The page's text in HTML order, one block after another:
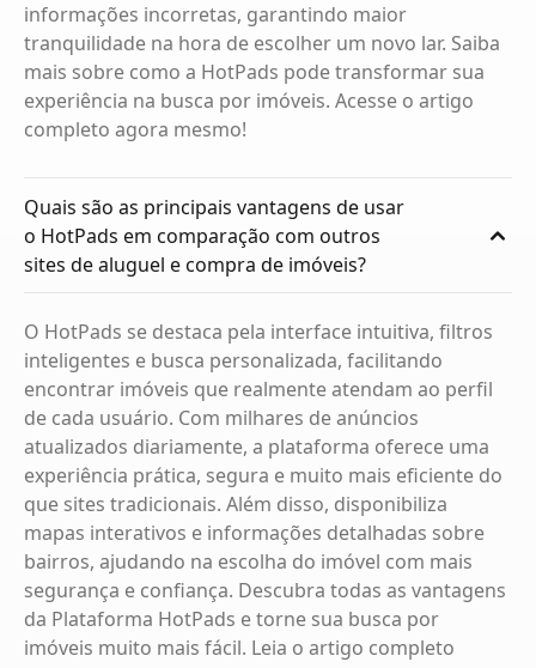
informações incorretas, garantindo maior
tranquilidade na hora de escolher um novo lar. Saiba
mais sobre como a HotPads pode transformar sua
experiência na busca por imóveis. Acesse o artigo
completo agora mesmo!
Quais são as principais vantagens de usar
o HotPads em comparação com outros
sites de aluguel e compra de imóveis?
O HotPads se destaca pela interface intuitiva, filtros
inteligentes e busca personalizada, facilitando
encontrar imóveis que realmente atendam ao perfil
de cada usuário. Com milhares de anúncios
atualizados diariamente, a plataforma oferece uma
experiência prática, segura e muito mais eficiente do
que sites tradicionais. Além disso, disponibiliza
mapas interativos e informações detalhadas sobre
bairros, ajudando na escolha do imóvel com mais
segurança e confiança. Descubra todas as vantagens
da Plataforma HotPads e torne sua busca por
imóveis muito mais fácil. Leia o artigo completo